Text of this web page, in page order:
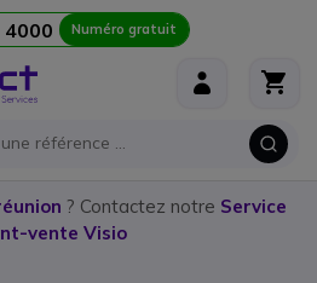
4000 Numéro gratuit
? Contactez notre Service
vente Visio